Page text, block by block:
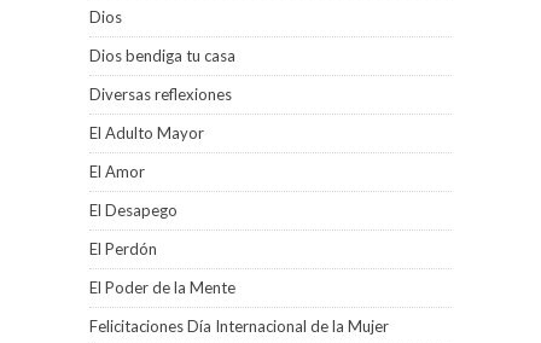
Dios
Dios bendiga tu casa
Diversas reflexiones
El Adulto Mayor
El Amor
El Desapego
El Perdón
El Poder de la Mente
Felicitaciones Día Internacional de la Mujer